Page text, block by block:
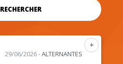
RECHERCHER
+
29/06/2026-ALTERNANTES